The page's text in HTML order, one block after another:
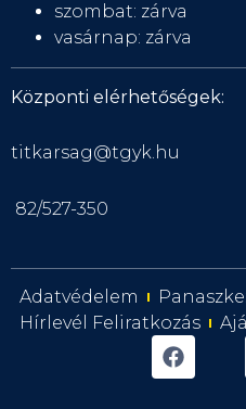
szombat: zárva
vasárnap: zárva
Központi elérhetőségek:
titkarsag@tgyk.hu
82/527-350
Adatvédelem
Hírlevél Feliratkozás